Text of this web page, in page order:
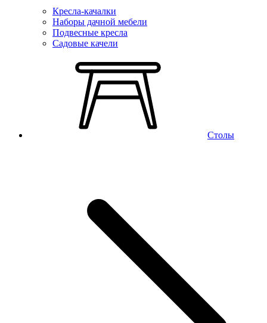
Кресла-качалки
Наборы дачной мебели
Подвесные кресла
Садовые качели
Столы